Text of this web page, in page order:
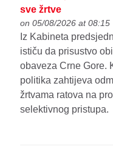
sve žrtve
on 05/08/2026 at 08:15
Iz Kabineta
ističu da prisustvo
obaveza Crne Gore.
politika zahtijeva
žrtvama ratova na
selektivnog pristupa.